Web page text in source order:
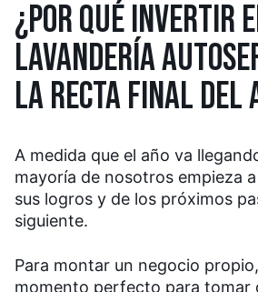
¿POR QUÉ INVERTIR
LAVANDERÍA
LA RECTA FINAL DEL
A medida que el año va
mayoría de nosotros empieza
sus logros y de los próximos
siguiente.
Para montar un negocio
momento perfecto para tomar